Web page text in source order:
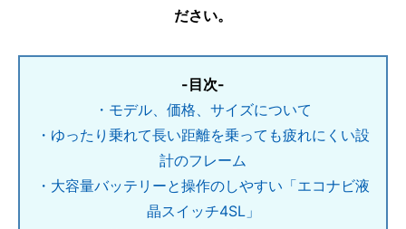
ださい。
-目次-
・モデル、価格、サイズについて
・ゆったり乗れて長い距離を乗っても疲れにくい設
計のフレーム
・大容量バッテリーと操作のしやすい「エコナビ液
晶スイッチ4SL」